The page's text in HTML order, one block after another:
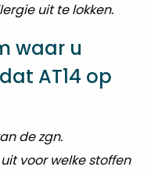
uit te lokken.
waar u
AT14 op
de zgn.
voor welke stoffen